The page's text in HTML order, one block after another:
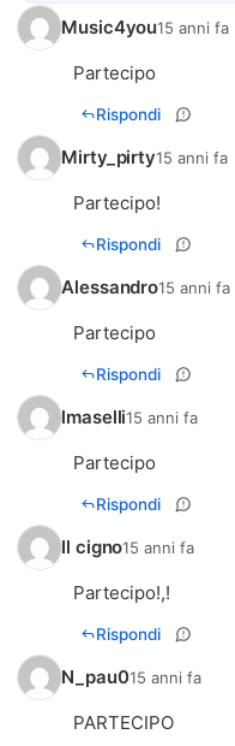
Music4you15 anni fa
Partecipo
Rispondi
Mirty_pirty15 anni fa
Partecipo!
Rispondi
Alessandro15 anni fa
Partecipo
Rispondi
lmaselli15 anni fa
Partecipo
Rispondi
Il cigno15 anni fa
Partecipo!,!
Rispondi
N_pau015 anni fa
PARTECIPO